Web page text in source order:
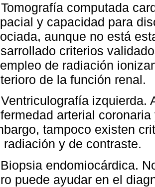
computada
y capacidad para
aunque no está
criterios
de radiación
de la función renal.
izquierda.
arterial
tampoco existen
radiación y de contraste.
endomiocárdica.
puede ayudar en el